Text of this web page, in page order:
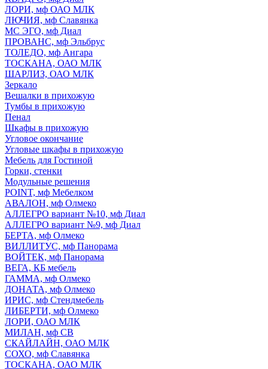
ЛОРИ, мф ОАО МЛК
ЛЮЧИЯ, мф Славянка
МС ЭГО, мф Диал
ПРОВАНС, мф Эльбрус
ТОЛЕДО, мф Ангара
ТОСКАНА, ОАО МЛК
ШАРЛИЗ, ОАО МЛК
Зеркало
Вешалки в прихожую
Тумбы в прихожую
Пенал
Шкафы в прихожую
Угловое окончание
Угловые шкафы в прихожую
Мебель для Гостиной
Горки, стенки
Модульные решения
POINT, мф Мебелком
АВАЛОН, мф Олмеко
АЛЛЕГРО вариант №10, мф Диал
АЛЛЕГРО вариант №9, мф Диал
БЕРТА, мф Олмеко
ВИЛЛИТУС, мф Панорама
ВОЙТЕК, мф Панорама
ВЕГА, КБ мебель
ГАММА, мф Олмеко
ДОНАТА, мф Олмеко
ИРИС, мф Стендмебель
ЛИБЕРТИ, мф Олмеко
ЛОРИ, ОАО МЛК
МИЛАН, мф СВ
СКАЙЛАЙН, ОАО МЛК
СОХО, мф Славянка
ТОСКАНА, ОАО МЛК